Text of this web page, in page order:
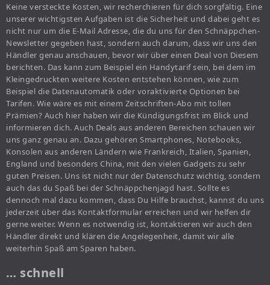
Keine versteckte Kosten, wir recherchieren für dich sorgfältig. Eine
unserer wichtigsten Aufgaben ist die Sicherheit und dabei geht es
nicht nur um die E-Mail Adresse, die du uns für den Schnäppchen-
Newsletter gegeben hast, sondern auch darum, dass wir uns den
Händler genau anschauen, bevor wir über einen Deal von Diesem
berichten. Das kann zum Beispiel ein Handytarif sein, bei dem im
Kleingedruckten weitere Kosten entstehen können, wie zum
Beispiel die Datenautomatik oder voraktivierte Optionen bei
Tarifen. Wie wäre es mit einem Zeitschriften-Abo mit tollen
Prämien? Auch hier haben wir die Kündigungsfrist im Blick und
informieren dich. Auch Deals aus anderen Bereichen schauen wir
uns ganz genau an. Dazu gehören Smartphones, Notebooks,
Konsolen aus anderen Ländern wie Frankreich, Italien, Spanien,
England und besonders China, mit den vielen Gadgets zu sehr
guten Preisen. Uns ist nicht nur der Datenschutz wichtig, sondern
auch das du Spaß bei der Schnäppchenjagd hast. Sollte es
dennoch mal dazu kommen, dass Du Hilfe brauchst, kannst du uns
jederzeit über das Kontaktformular erreichen und wir helfen dir
gerne weiter. Wenn es notwendig ist, kontaktieren wir auch den
Händler direkt und klären die Angelegenheit, damit wir alle
weiterhin Spaß am Sparen haben.
… schnell